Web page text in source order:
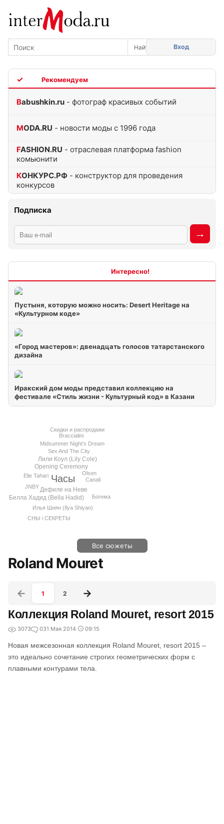
Вход
Babushkin.ru - фотограф красивых событий
MODA.RU - новости моды с 1996 года
FASHION.RU - отраслевая платформа fashion
комьюнити
КОНКУРС.РФ - конструктор для проведения
конкурсов
Подписка
Пустыня, которую можно носить: Desert Heritage на
«Культурном коде»
«Город мастеров»: двенадцать голосов татарстанского
дизайна
Иракский дом моды представил коллекцию на
фестивале «Стиль жизни - Культурный код» в Казани
Часы
Opening Ceremony
Дефиле на Неве
Лили Коул (Lily Cole)
Белла Хадид (Bella Hadid)
Sex And The City
Илья Шиян (Ilya Shiyan)
Olsen
Elie Tahari
Canali
Midsummer Night’s Dream
СНЫ i СЕКРЕТЫ
JNBY
Braccialini
Богема
Скидки и распродажи
Все сюжеты
Roland Mouret
1 2
Коллекция Roland Mouret, resort 2015
3073 031 Мая 2014 09:15
Новая межсезонная коллекция Roland Mouret, resort 2015 –
это идеально сочетание строгих геометрических форм с
плавными контурами тела.